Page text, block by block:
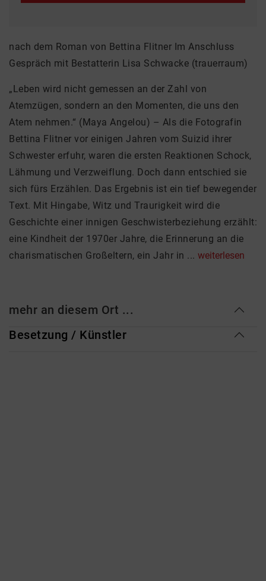
nach dem Roman von Bettina Flitner Im Anschluss
Gespräch mit Bestatterin Lisa Schwacke (trauerraum)
„Leben wird nicht gemessen an der Zahl von
Atemzügen, sondern an den Momenten, die uns den
Atem nehmen.“ (Maya Angelou) – Als die Fotografin
Bettina Flitner vor einigen Jahren vom Suizid ihrer
Schwester erfuhr, waren die ersten Reaktionen Schock,
Lähmung und Verzweiflung. Doch dann entschied sie
sich fürs Erzählen. Das Ergebnis ist ein tief bewegender
Text. Mit Hingabe, Witz und Traurigkeit wird die
Geschichte einer innigen Geschwisterbeziehung erzählt:
eine Kindheit der 1970er Jahre, die Erinnerung an die
charismatischen Großeltern, ein Jahr in ... weiterlesen
mehr an diesem Ort ...
Besetzung / Künstler